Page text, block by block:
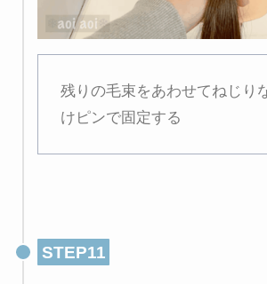
残りの毛束をあわせてねじり
けピンで固定する
STEP11